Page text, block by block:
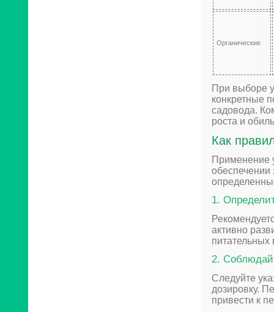
Органические
При выборе
конкретные
садовода.
роста и
Как
Применение
обеспечении
1.
активно
2.
Следуйте
дозировку.
привести к